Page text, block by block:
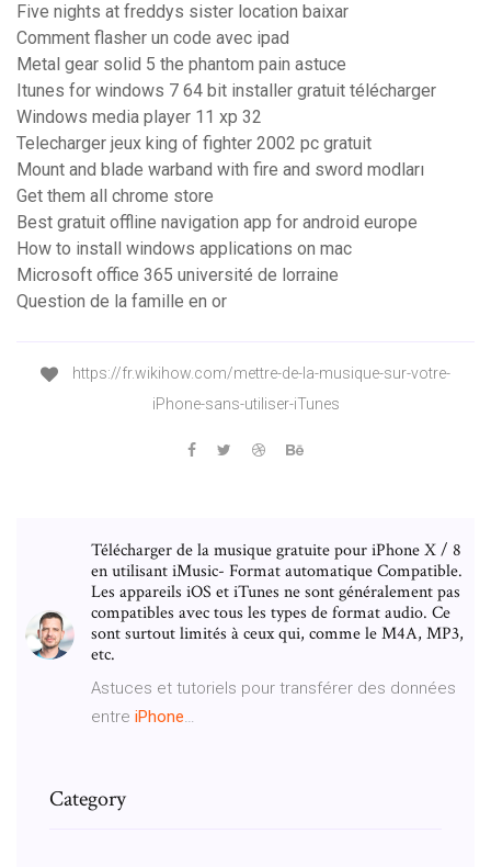
Five nights at freddys sister location baixar
Comment flasher un code avec ipad
Metal gear solid 5 the phantom pain astuce
Itunes for windows 7 64 bit installer gratuit télécharger
Windows media player 11 xp 32
Telecharger jeux king of fighter 2002 pc gratuit
Mount and blade warband with fire and sword modları
Get them all chrome store
Best gratuit offline navigation app for android europe
How to install windows applications on mac
Microsoft office 365 université de lorraine
Question de la famille en or
https://fr.wikihow.com/mettre-de-la-musique-sur-votre-
iPhone-sans-utiliser-iTunes
Télécharger de la musique gratuite pour iPhone X / 8
en utilisant iMusic- Format automatique Compatible.
Les appareils iOS et iTunes ne sont généralement pas
compatibles avec tous les types de format audio. Ce
sont surtout limités à ceux qui, comme le M4A, MP3,
etc.
Astuces et tutoriels pour transférer des données
entre iPhone…
Category